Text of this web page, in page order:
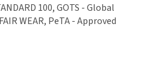
100, GOTS - Global
WEAR, PeTA - Approved